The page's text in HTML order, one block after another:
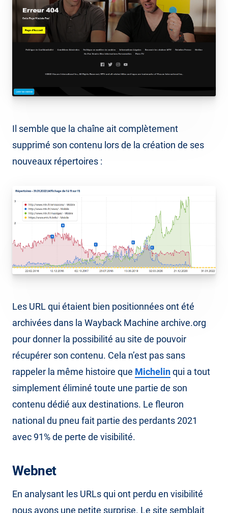
Il semble que la chaîne ait complètement
supprimé son contenu lors de la création de ses
nouveaux répertoires :
Les URL qui étaient bien positionnées ont été
archivées dans la Wayback Machine archive.org
pour donner la possibilité au site de pouvoir
récupérer son contenu. Cela n’est pas sans
rappeler la même histoire que Michelinqui a tout
simplement éliminé toute une partie de son
contenu dédié aux destinations. Le fleuron
national du pneu fait partie des perdants 2021
avec 91% de perte de visibilité.
Webnet
En analysant les URLs qui ont perdu en visibilité
nous avons une petite surprise. Le site semblait